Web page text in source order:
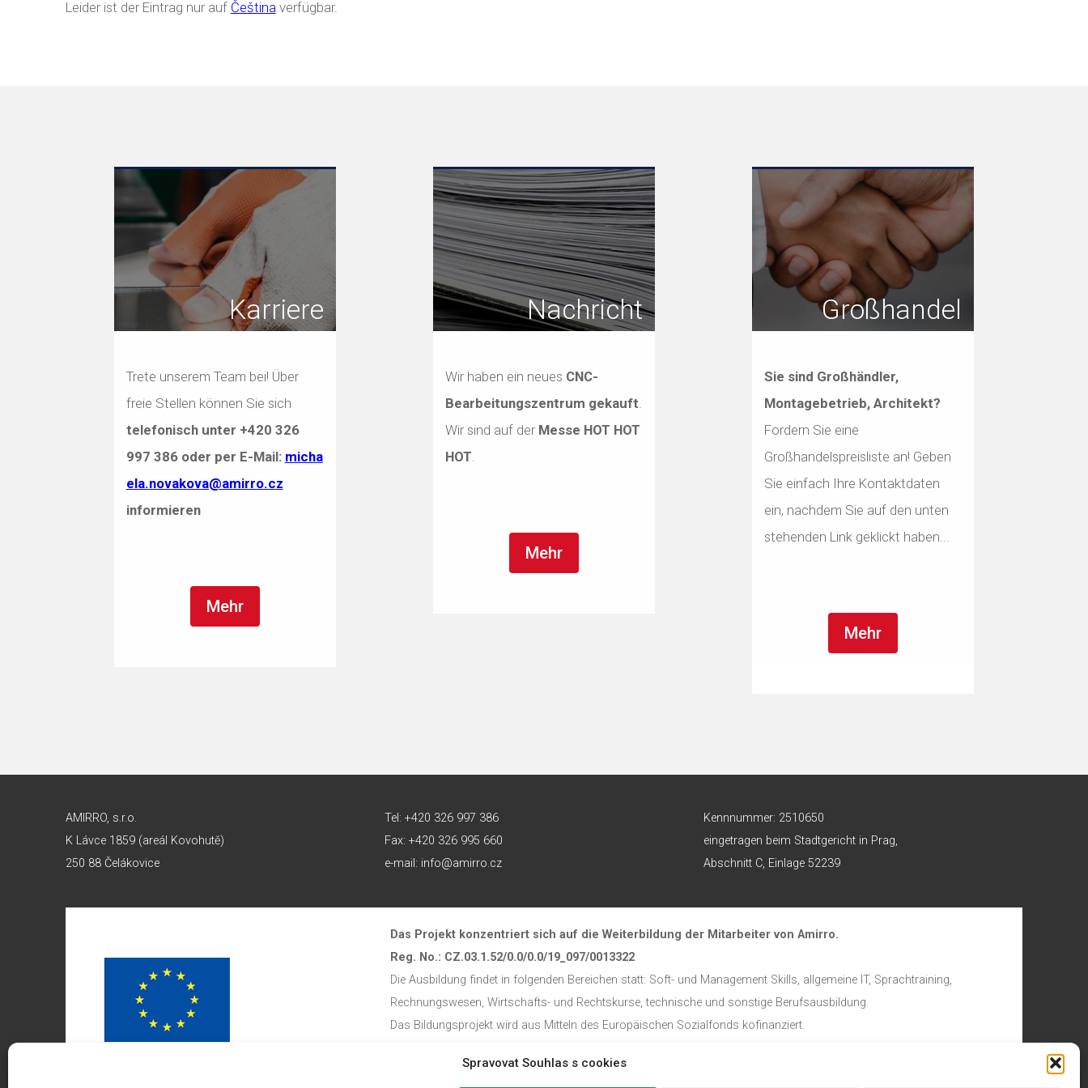
Spravovat Souhlas s cookies
Leider ist der Eintrag nur auf Češtinaverfügbar.
Karriere
Trete unserem Team bei! Über
freie Stellen können Sie sich
telefonisch unter +420 326
997 386oder per E-Mail: micha
ela.novakova@amirro.cz
informieren
Mehr
Nachricht
Wir haben ein neues CNC-
Bearbeitungszentrum gekauft.
Wir sind auf der Messe HOT HOT
HOT.
Mehr
Großhandel
Sie sind Großhändler,
Montagebetrieb, Architekt?
Fordern Sie eine
Großhandelspreisliste an! Geben
Sie einfach Ihre Kontaktdaten
ein, nachdem Sie auf den unten
stehenden Link geklickt haben...
Mehr
AMIRRO, s.r.o.
K Lávce 1859 (areál Kovohutě)
250 88 Čelákovice
Tel: +420 326 997 386
Fax: +420 326 995 660
e-mail: info@amirro.cz
Kennnummer: 2510650
eingetragen beim Stadtgericht in Prag,
Abschnitt C, Einlage 52239
Das Projekt konzentriert sich auf die Weiterbildung der Mitarbeiter von Amirro.
Reg. No.: CZ.03.1.52/0.0/0.0/19_097/0013322
Die Ausbildung findet in folgenden Bereichen statt: Soft- und Management Skills, allgemeine IT, Sprachtraining,
Rechnungswesen, Wirtschafts- und Rechtskurse, technische und sonstige Berufsausbildung.
Das Bildungsprojekt wird aus Mitteln des Europäischen Sozialfonds kofinanziert.